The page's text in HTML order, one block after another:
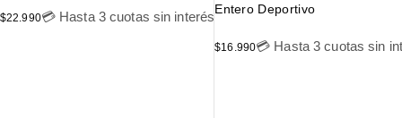
$22.990💳 Hasta 3 cuotas sin interésEntero Deportivo
$16.990💳 Hasta 3 cuotas sin